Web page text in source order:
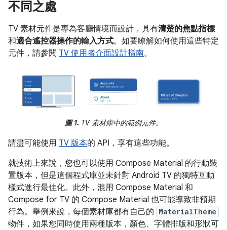
不同之處
TV 素材元件是專為客廳情境而設計，具有清楚的焦點指標
和適合遙控器操作的輸入方式。如要瞭解如何使用這些特定
元件，請參閱 TV 使用者介面設計指南。
圖 1. TV 素材庫中的範例元件。
請盡可能使用 TV 版本的 API，享有這些功能。
就技術上來說，您也可以使用 Compose Material 的行動裝
置版本，但是這個程式庫並未針對 Android TV 的獨特互動
樣式進行最佳化。此外，混用 Compose Material 和
Compose for TV 的 Compose Material 也可能導致非預期
行為。舉例來說，每個素材庫都有自己的 MaterialTheme
物件，如果您同時使用兩種版本，顏色、字體排版和形狀可